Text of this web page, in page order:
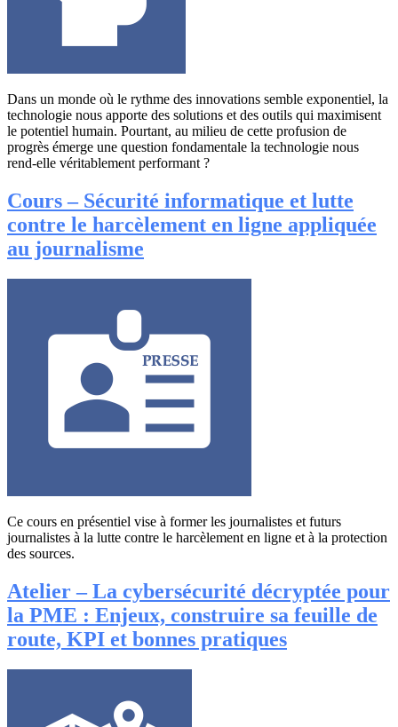
Dans un monde où le rythme des innovations semble exponentiel, la
technologie nous apporte des solutions et des outils qui maximisent
le potentiel humain. Pourtant, au milieu de cette profusion de
progrès émerge une question fondamentale la technologie nous
rend-elle véritablement performant ?
Cours – Sécurité informatique et lutte
contre le harcèlement en ligne appliquée
au journalisme
Ce cours en présentiel vise à former les journalistes et futurs
journalistes à la lutte contre le harcèlement en ligne et à la protection
des sources.
Atelier – La cybersécurité décryptée pour
la PME : Enjeux, construire sa feuille de
route, KPI et bonnes pratiques